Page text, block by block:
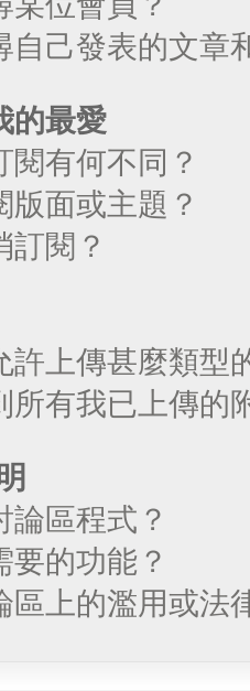
自己發表的文章
的最愛
有何不同？
面或主題？
訂閱？
許上傳甚麼類型
所有我已上傳的
論區程式？
要的功能？
區上的濫用或法